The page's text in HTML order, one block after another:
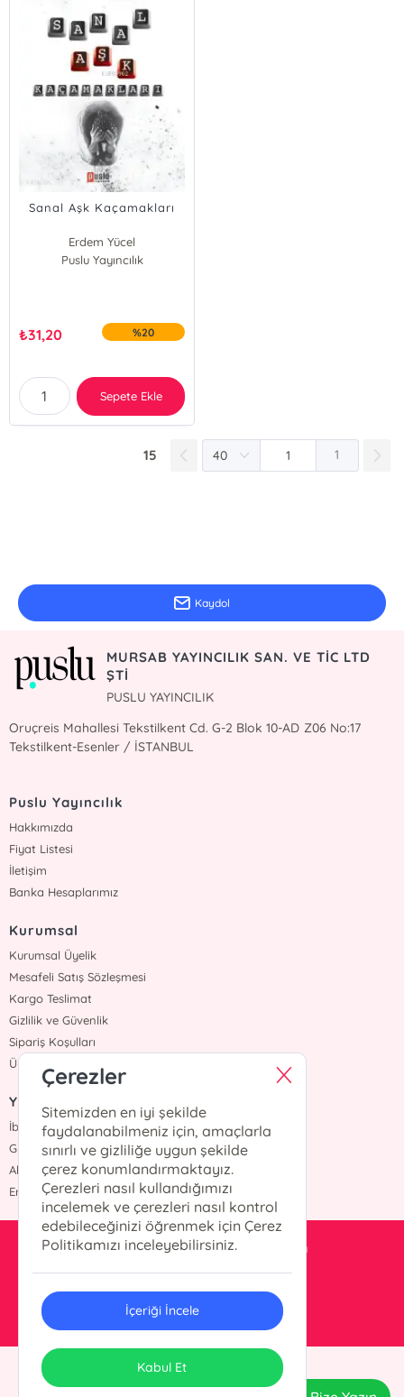
Sanal Aşk Kaçamakları
Erdem Yücel
Puslu Yayıncılık
₺31,20 %20
Sepete Ekle
15 1
Kaydol
MURSAB YAYINCILIK SAN. VE TİC LTD
ŞTİ
PUSLU YAYINCILIK
Oruçreis Mahallesi Tekstilkent Cd. G-2 Blok 10-AD Z06 No:17
Tekstilkent-Esenler / İSTANBUL
Puslu Yayıncılık
Hakkımızda
Fiyat Listesi
İletişim
Banka Hesaplarımız
Kurumsal
Kurumsal Üyelik
Mesafeli Satış Sözleşmesi
Kargo Teslimat
Gizlilik ve Güvenlik
Sipariş Koşulları
Üyelik Sözleşmesi
Yazarlar
İbrahim Balcı
Grimm Kardeşler
Ahmet Hür
Erdem Yücel
pusluyayincilik@gmail.com
0 532 605 97 82
Tasarım & Uygulama
Çerezler
Sitemizden en iyi şekilde
faydalanabilmeniz için, amaçlarla
sınırlı ve gizliliğe uygun şekilde
çerez konumlandırmaktayız.
Çerezleri nasıl kullandığımızı
incelemek ve çerezleri nasıl kontrol
edebileceğinizi öğrenmek için Çerez
Politikamızı inceleyebilirsiniz.
İçeriği İncele
Kabul Et